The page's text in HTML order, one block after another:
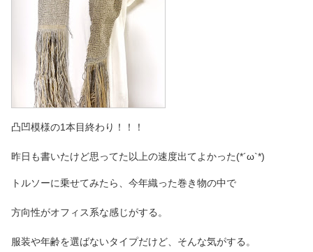
凸凹模様の1本目終わり！！！
昨日も書いたけど思ってた以上の速度出てよかった(*´ω`*)
トルソーに乗せてみたら、今年織った巻き物の中で
方向性がオフィス系な感じがする。
服装や年齢を選ばないタイプだけど、そんな気がする。